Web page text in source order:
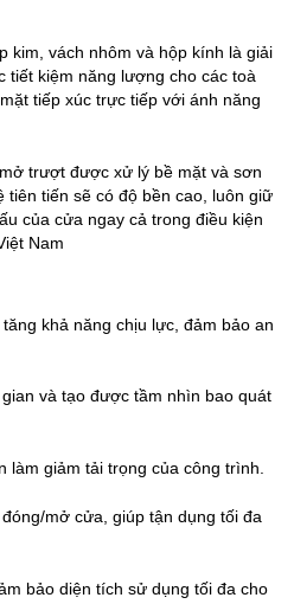
kim, vách nhôm và hộp kính là giải
tiết kiệm năng lượng cho các toà
tiếp xúc trực tiếp với ánh năng
trượt được xử lý bề mặt và sơn
tiên tiến sẽ có độ bền cao, luôn giữ
của cửa ngay cả trong điều kiện
Nam
khả năng chịu lực, đảm bảo an
và tạo được tầm nhìn bao quát
làm giảm tải trọng của công trình.
mở cửa, giúp tận dụng tối đa
bảo diện tích sử dụng tối đa cho